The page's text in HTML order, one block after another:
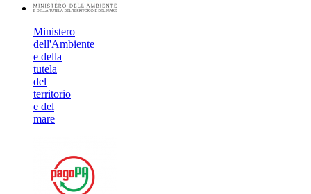
Ministero
dell'Ambiente
e della
tutela
del
territorio
e del
mare